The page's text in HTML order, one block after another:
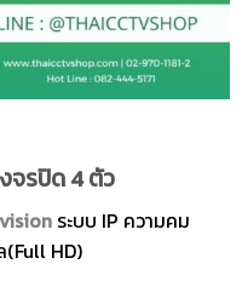
จรปิด 4 ตัว
ระบบ IP ความคม
HD)